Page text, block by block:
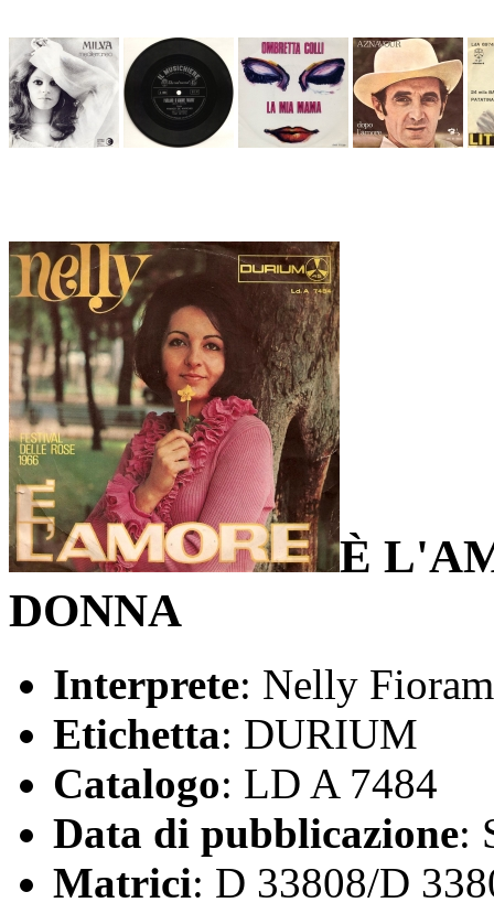
È
DONNA
Interprete: Nelly
Etichetta: DURIUM
Catalogo: LD A 7484
Data di pubblicazione:
Matrici: D 33808/D